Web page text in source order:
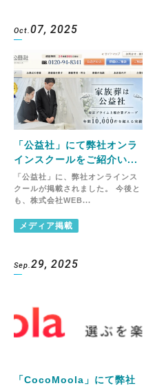
Oct.07, 2025
「公益社」にて弊社オンラ
インスクールをご紹介い...
「公益社」に、弊社オンラインス
クールが掲載されました。 今後と
も、株式会社WEB...
メディア掲載
Sep.29, 2025
「CocoMoola」にて弊社